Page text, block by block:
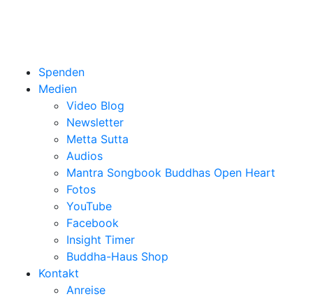
Spenden
Medien
Video Blog
Newsletter
Metta Sutta
Audios
Mantra Songbook Buddhas Open Heart
Fotos
YouTube
Facebook
Insight Timer
Buddha-Haus Shop
Kontakt
Anreise